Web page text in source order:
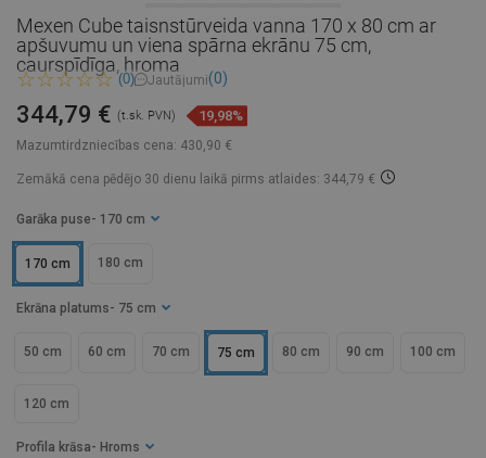
Mexen Cube taisnstūrveida vanna 170 x 80 cm ar
apšuvumu un viena spārna ekrānu 75 cm,
caurspīdīga, hroma
(0) Jautājumi(0)
Mazumtirdzniecības cena: 430,90 €
344,79 € (t.sk. PVN) 19,98%
Zemākā cena pēdējo 30 dienu laikā pirms atlaides: 344,79 €
Garāka puse - 170 cm
170 cm 180 cm
Profila krāsa - Hroms
Ekrāna platums - 75 cm
50 cm 60 cm 70 cm 75 cm 80 cm 90 cm 100 cm
120 cm